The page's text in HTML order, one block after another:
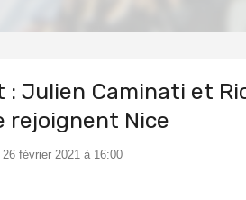
: Julien Caminati et
rejoignent Nice
février 2021 à 16:00